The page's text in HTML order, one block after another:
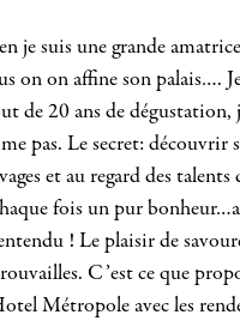
je suis une grande
on on affine son palais….
de 20 ans de dégustation,
pas. Le secret: découvrir
et au regard des talents
fois un pur
! Le plaisir de
C’est ce que
Métropole avec les